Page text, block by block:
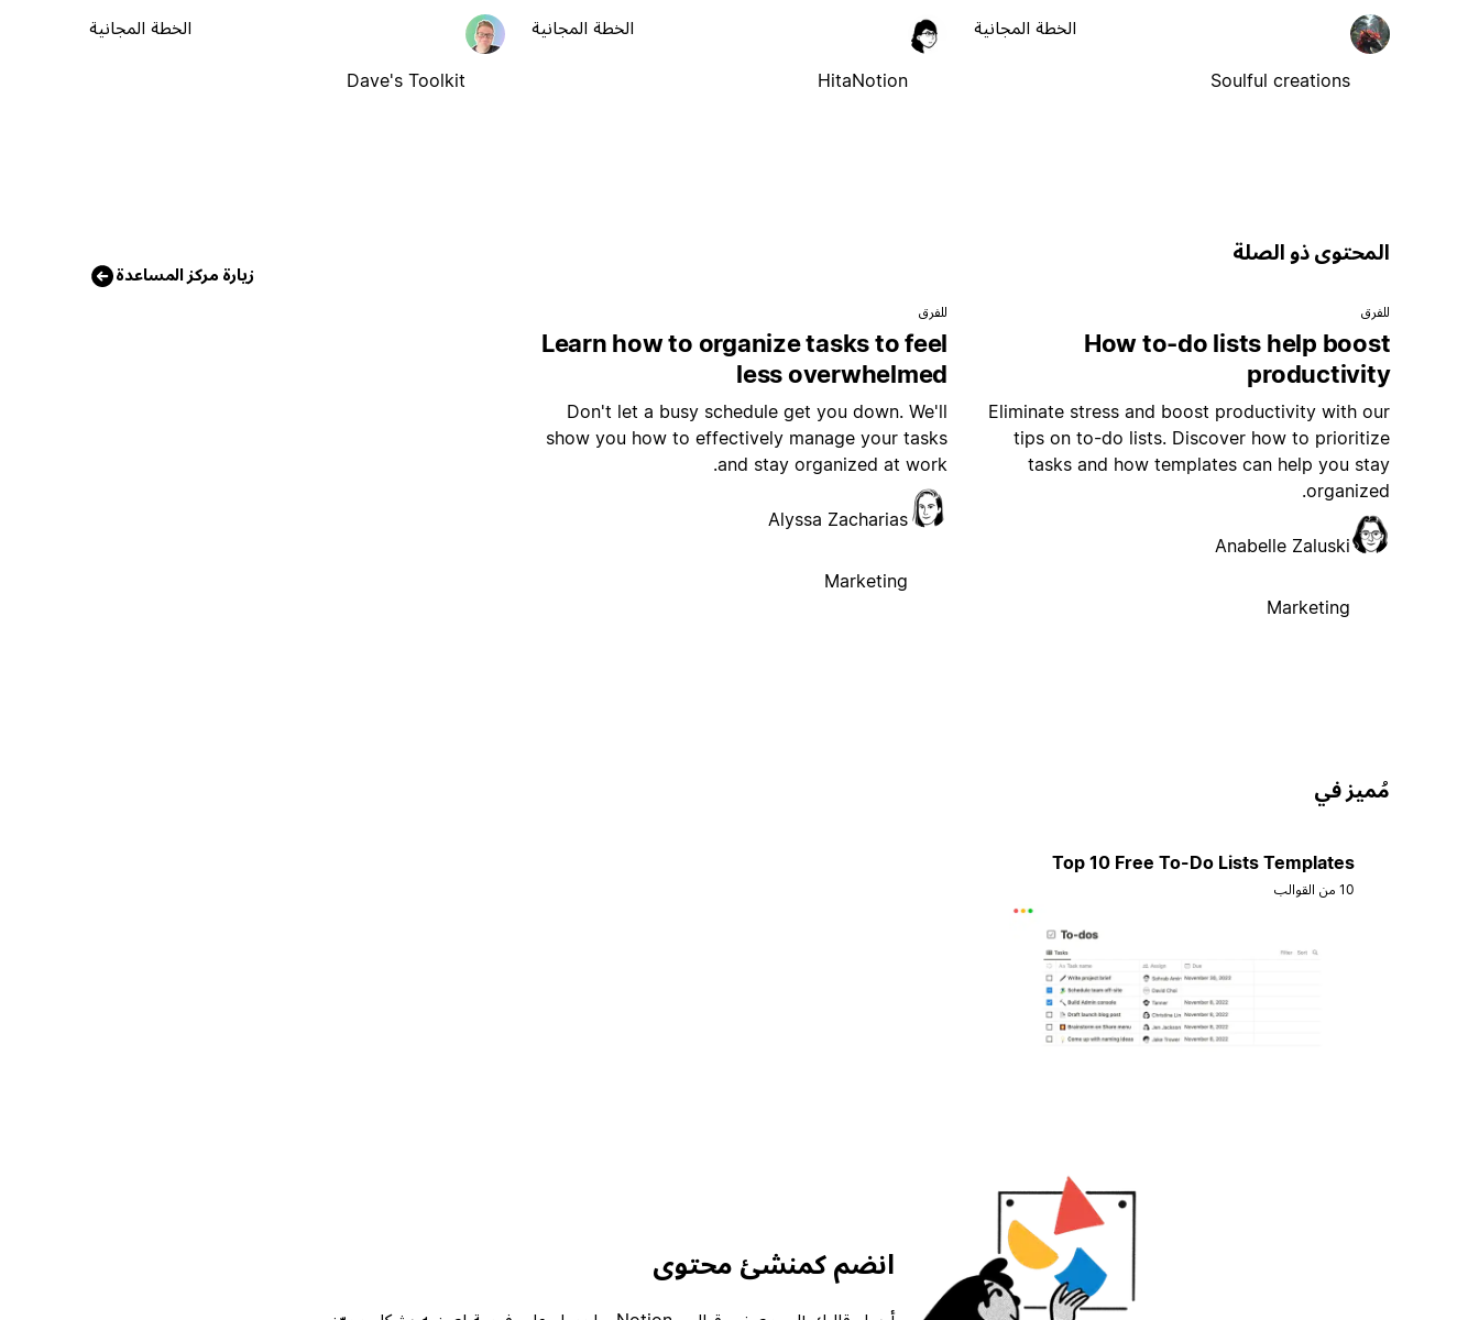
Soulful creations
الخطة المجانية
HitaNotion
الخطة المجانية
Dave's Toolkit
الخطة المجانية
المحتوى ذو الصلة
زيارة مركز المساعدة
للفرق
How to-do lists help boost
productivity
Eliminate stress and boost productivity with our
tips on to-do lists. Discover how to prioritize
tasks and how templates can help you stay
organized.
Anabelle Zaluski
Marketing
للفرق
Learn how to organize tasks to feel
less overwhelmed
Don't let a busy schedule get you down. We'll
show you how to effectively manage your tasks
and stay organized at work.
Alyssa Zacharias
Marketing
مُميز في
Top 10 Free To-Do Lists Templates
10 من القوالب
انضم كمنشئ محتوى